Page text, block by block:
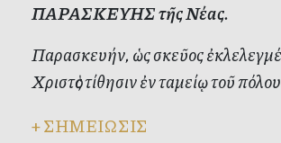
ΠΑΡΑΣΚΕΥΗΣ τῆς Νέας.
Παρασκευήν, ὡς σκεῦος
Χριστὸς τίθησιν ἐν ταμείῳ τοῦ
+ΣΗΜΕΙΩΣΙΣ